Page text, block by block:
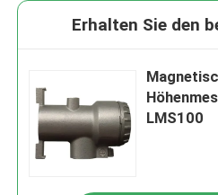
Erhalten Sie den
LMS100